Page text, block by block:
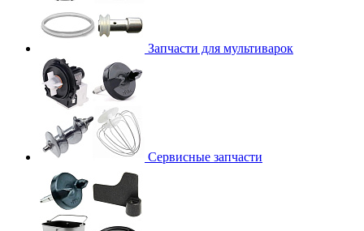
Запчасти для мультиварок
Сервисные запчасти